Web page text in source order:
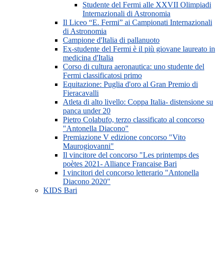
Studente del Fermi alle XXVII Olimpiadi
Internazionali di Astronomia
Il Liceo “E. Fermi” ai Campionati Internazionali
di Astronomia
Campione d'Italia di pallanuoto
Ex-studente del Fermi è il più giovane laureato in
medicina d'Italia
Corso di cultura aeronautica: uno studente del
Fermi classificatosi primo
Equitazione: Puglia d'oro al Gran Premio di
Fieracavalli
Atleta di alto livello: Coppa Italia- distensione su
panca under 20
Pietro Colabufo, terzo classificato al concorso
"Antonella Diacono"
Premiazione V edizione concorso "Vito
Maurogiovanni"
Il vincitore del concorso "Les printemps des
poètes 2021- Alliance Francaise Bari
I vincitori del concorso letterario "Antonella
Diacono 2020"
KIDS Bari